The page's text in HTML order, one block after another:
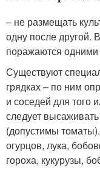
– не размещать
одну после другой.
поражаются
Существуют
грядках – по ним
и соседей для того
следует
(допустимы
огурцов, лука,
гороха, кукурузы,